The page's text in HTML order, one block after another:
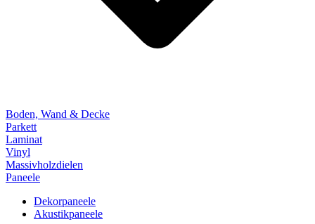
Boden, Wand & Decke
Parkett
Laminat
Vinyl
Massivholzdielen
Paneele
Dekorpaneele
Akustikpaneele